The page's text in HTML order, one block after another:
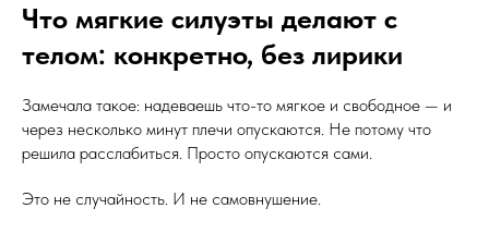
Что мягкие силуэты делают с
телом: конкретно, без лирики
Замечала такое: надеваешь что-то мягкое и свободное — и
через несколько минут плечи опускаются. Не потому что
решила расслабиться. Просто опускаются сами.
Это не случайность. И не самовнушение.